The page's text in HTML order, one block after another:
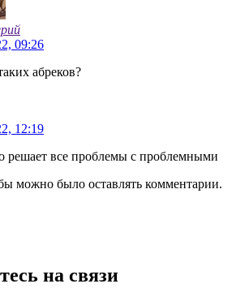
09:26
абреков?
12:19
решает все проблемы с проблемными
можно было оставлять комментарии.
на связи